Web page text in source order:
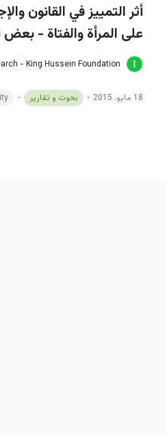
أثر التمييز في القانون
على المرأة والفتاة - بعض
- King Hussein Foundation
18 مايو، 2015 بحوث و تقارير